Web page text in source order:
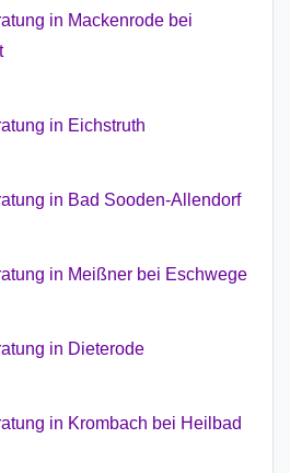
in Mackenrode bei
in Eichstruth
in Bad Sooden-Allendorf
in Meißner bei Eschwege
in Dieterode
in Krombach bei Heilbad